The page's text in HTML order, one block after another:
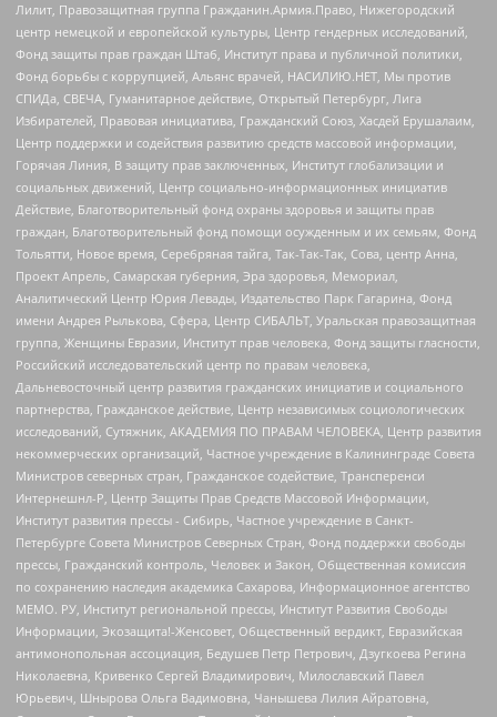
Лилит, Правозащитная группа Гражданин.Армия.Право, Нижегородский
центр немецкой и европейской культуры, Центр гендерных исследований,
Фонд защиты прав граждан Штаб, Институт права и публичной политики,
Фонд борьбы с коррупцией, Альянс врачей, НАСИЛИЮ.НЕТ, Мы против
СПИДа, СВЕЧА, Гуманитарное действие, Открытый Петербург, Лига
Избирателей, Правовая инициатива, Гражданский Союз, Хасдей Ерушалаим,
Центр поддержки и содействия развитию средств массовой информации,
Горячая Линия, В защиту прав заключенных, Институт глобализации и
социальных движений, Центр социально-информационных инициатив
Действие, Благотворительный фонд охраны здоровья и защиты прав
граждан, Благотворительный фонд помощи осужденным и их семьям, Фонд
Тольятти, Новое время, Серебряная тайга, Так-Так-Так, Сова, центр Анна,
Проект Апрель, Самарская губерния, Эра здоровья, Мемориал,
Аналитический Центр Юрия Левады, Издательство Парк Гагарина, Фонд
имени Андрея Рылькова, Сфера, Центр СИБАЛЬТ, Уральская правозащитная
группа, Женщины Евразии, Институт прав человека, Фонд защиты гласности,
Российский исследовательский центр по правам человека,
Дальневосточный центр развития гражданских инициатив и социального
партнерства, Гражданское действие, Центр независимых социологических
исследований, Сутяжник, АКАДЕМИЯ ПО ПРАВАМ ЧЕЛОВЕКА, Центр развития
некоммерческих организаций, Частное учреждение в Калининграде Совета
Министров северных стран, Гражданское содействие, Трансперенси
Интернешнл-Р, Центр Защиты Прав Средств Массовой Информации,
Институт развития прессы - Сибирь, Частное учреждение в Санкт-
Петербурге Совета Министров Северных Стран, Фонд поддержки свободы
прессы, Гражданский контроль, Человек и Закон, Общественная комиссия
по сохранению наследия академика Сахарова, Информационное агентство
МЕМО. РУ, Институт региональной прессы, Институт Развития Свободы
Информации, Экозащита!-Женсовет, Общественный вердикт, Евразийская
антимонопольная ассоциация, Бедушев Петр Петрович, Дзугкоева Регина
Николаевна, Кривенко Сергей Владимирович, Милославский Павел
Юрьевич, Шнырова Ольга Вадимовна, Чанышева Лилия Айратовна,